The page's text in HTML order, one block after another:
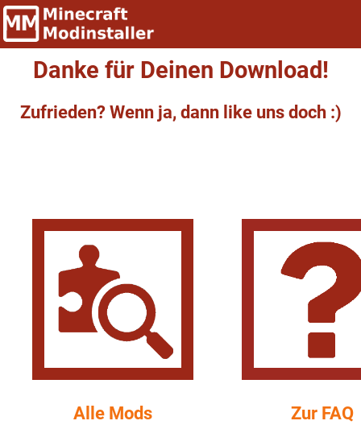
Danke für Deinen Download!
Zufrieden? Wenn ja, dann like uns doch :)
Alle Mods Zur FAQ